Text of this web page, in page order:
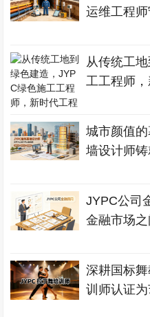
运维工程
从传统工
工工程师
城市颜值
墙设计师
JYPC公司
金融市场
深耕国标
训师认证